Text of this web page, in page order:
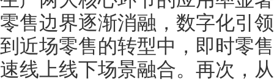
零售边界逐渐消融，数字化引
到近场零售的转型中，即时零
速线上线下场景融合。再次，